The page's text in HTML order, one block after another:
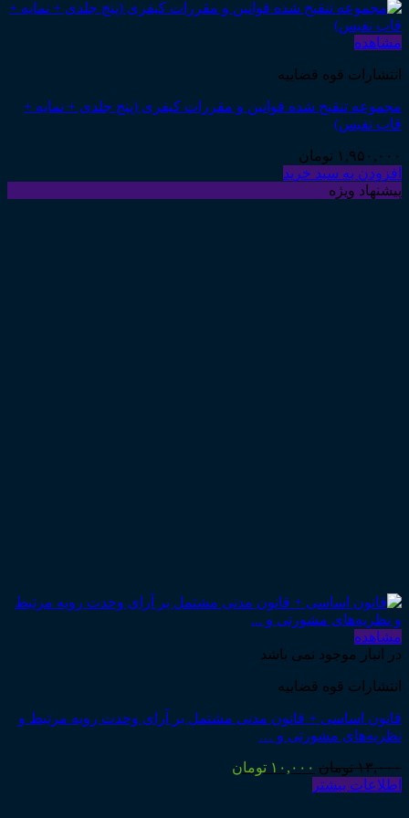
مشاهده
انتشارات قوه قضاییه
مجموعه تنقیح شده قوانین و مقررات کیفری (پنج جلدی + نمایه +
قاب نفیس)
۱,۹۵۰,۰۰۰ تومان
افزودن به سبد خرید
پیشنهاد ویژه
مشاهده
در انبار موجود نمی باشد
انتشارات قوه قضاییه
قانون اساسی + قانون مدنی مشتمل بر آرای وحدت رویه مرتبط و
نظریه‌های مشورتی و …
۱۳,۰۰۰ تومان قیمت
۱۰,۰۰۰ تومان
اطلاعات بیشتر